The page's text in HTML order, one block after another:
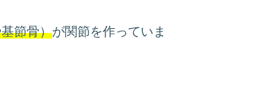
節骨）が関節を作っていま